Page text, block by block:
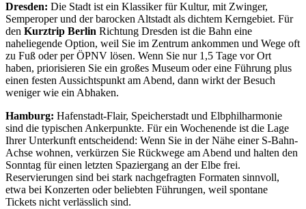
Dresden: Die Stadt ist ein Klassiker für Kultur, mit Zwinger,
Semperoper und der barocken Altstadt als dichtem Kerngebiet. Für
den Kurztrip Berlin Richtung Dresden ist die Bahn eine
naheliegende Option, weil Sie im Zentrum ankommen und Wege oft
zu Fuß oder per ÖPNV lösen. Wenn Sie nur 1,5 Tage vor Ort
haben, priorisieren Sie ein großes Museum oder eine Führung plus
einen festen Aussichtspunkt am Abend, dann wirkt der Besuch
weniger wie ein Abhaken.
Hamburg: Hafenstadt-Flair, Speicherstadt und Elbphilharmonie
sind die typischen Ankerpunkte. Für ein Wochenende ist die Lage
Ihrer Unterkunft entscheidend: Wenn Sie in der Nähe einer S-Bahn-
Achse wohnen, verkürzen Sie Rückwege am Abend und halten den
Sonntag für einen letzten Spaziergang an der Elbe frei.
Reservierungen sind bei stark nachgefragten Formaten sinnvoll,
etwa bei Konzerten oder beliebten Führungen, weil spontane
Tickets nicht verlässlich sind.